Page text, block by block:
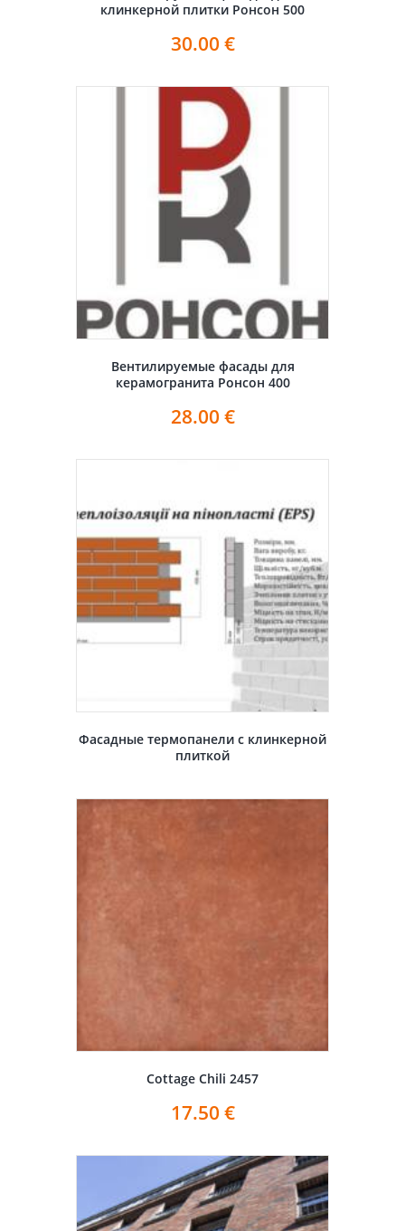
клинкерной плитки Ронсон 500
30.00 €
Вентилируемые фасады для
керамогранита Ронсон 400
28.00 €
Фасадные термопанели с клинкерной
плиткой
Cottage Chili 2457
17.50 €